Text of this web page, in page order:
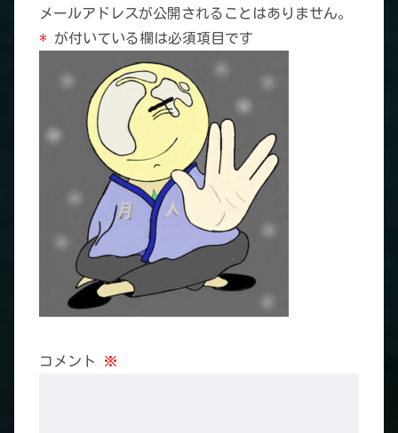
メールアドレスが公開されることはありません。
* が付いている欄は必須項目です
コメント ※